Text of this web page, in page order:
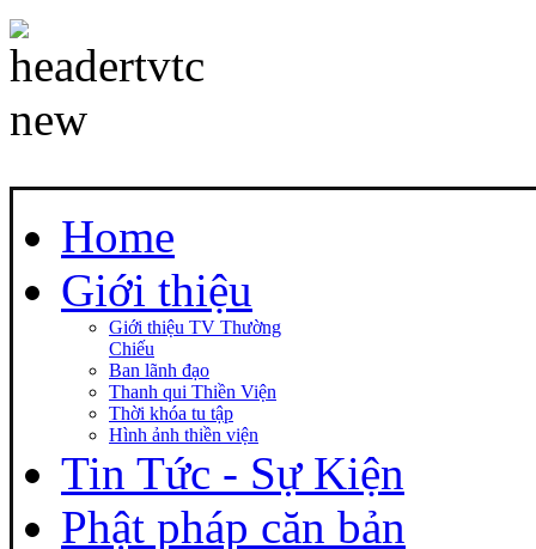
Home
Giới thiệu
Giới thiệu TV Thường
Chiếu
Ban lãnh đạo
Thanh qui Thiền Viện
Thời khóa tu tập
Hình ảnh thiền viện
Tin Tức - Sự Kiện
Phật pháp căn bản